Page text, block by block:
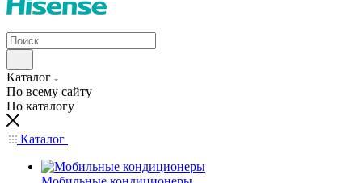
Каталог
По всему сайту
По каталогу
Каталог